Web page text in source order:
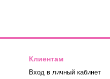
Клиентам
Вход в личный кабинет